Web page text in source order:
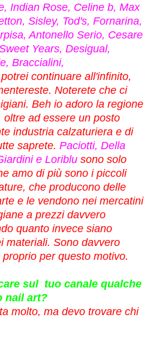
Indian Rose, Celine b, Max
Sisley, Tod's, Fornarina,
Antonello Serio, Cesare
Years, Desigual,
Braccialini,
continuare all'infinito,
Noterete che ci
Beh io adoro la regione
ad essere un posto
industria calzaturiera e di
saprete. Paciotti, Della
e Loriblu sono solo
amo di più sono i piccoli
che producono delle
e le vendono nei mercatini
a prezzi davvero
quanto invece siano
materiali. Sono davvero
per questo motivo.
sul tuo canale qualche
nail art?
molto, ma devo trovare chi